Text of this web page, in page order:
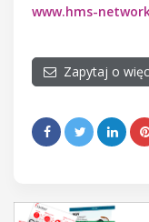
www.hms-
Zapytaj o